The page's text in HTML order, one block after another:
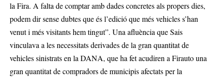
la Fira. A falta de comptar amb dades concretes als propers dies,
podem dir sense dubtes que és l’edició que més vehicles s’han
venut i més visitants hem tingut”. Una afluència que Sais
vinculava a les necessitats derivades de la gran quantitat de
vehicles sinistrats en la DANA, que ha fet acudiren a Firauto una
gran quantitat de compradors de municipis afectats per la